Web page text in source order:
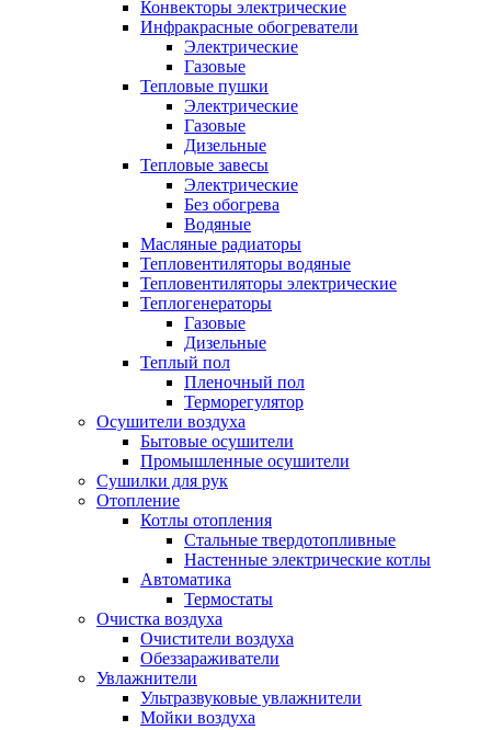
Конвекторы электрические
Инфракрасные обогреватели
Электрические
Газовые
Тепловые пушки
Электрические
Газовые
Дизельные
Тепловые завесы
Электрические
Без обогрева
Водяные
Масляные радиаторы
Тепловентиляторы водяные
Тепловентиляторы электрические
Теплогенераторы
Газовые
Дизельные
Теплый пол
Пленочный пол
Терморегулятор
Осушители воздуха
Бытовые осушители
Промышленные осушители
Сушилки для рук
Отопление
Котлы отопления
Стальные твердотопливные
Настенные электрические котлы
Автоматика
Термостаты
Очистка воздуха
Очистители воздуха
Обеззараживатели
Увлажнители
Ультразвуковые увлажнители
Мойки воздуха